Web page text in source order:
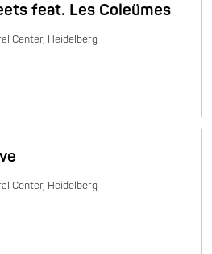
feat. Les Coleümes
Center, Heidelberg
Center, Heidelberg